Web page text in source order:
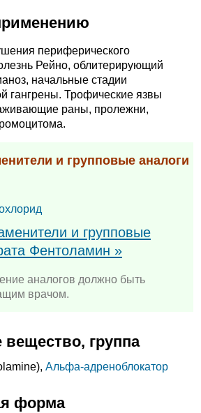
периферического
Рейно, облитерирующий
начальные стадии
гангрены. Трофические язвы
раны, пролежни,
и групповые аналоги
и групповые
Фентоламин »
аналогов должно быть
врачом.
группа
Альфа-адреноблокатор
форма